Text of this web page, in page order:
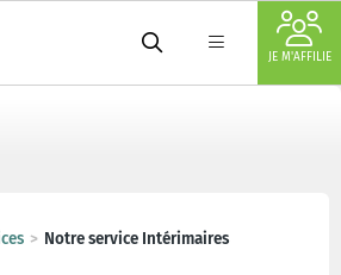
JE M'AFFILIE
Notre service Intérimaires